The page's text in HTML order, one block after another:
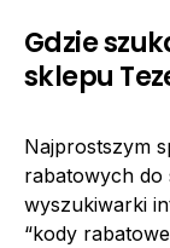
Gdzie
sklepu
Najprostszym
rabatowych do
wyszukiwarki
“kody